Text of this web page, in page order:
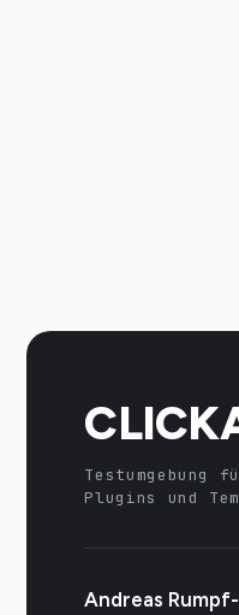
Testumgebung
Plugins und
Andreas